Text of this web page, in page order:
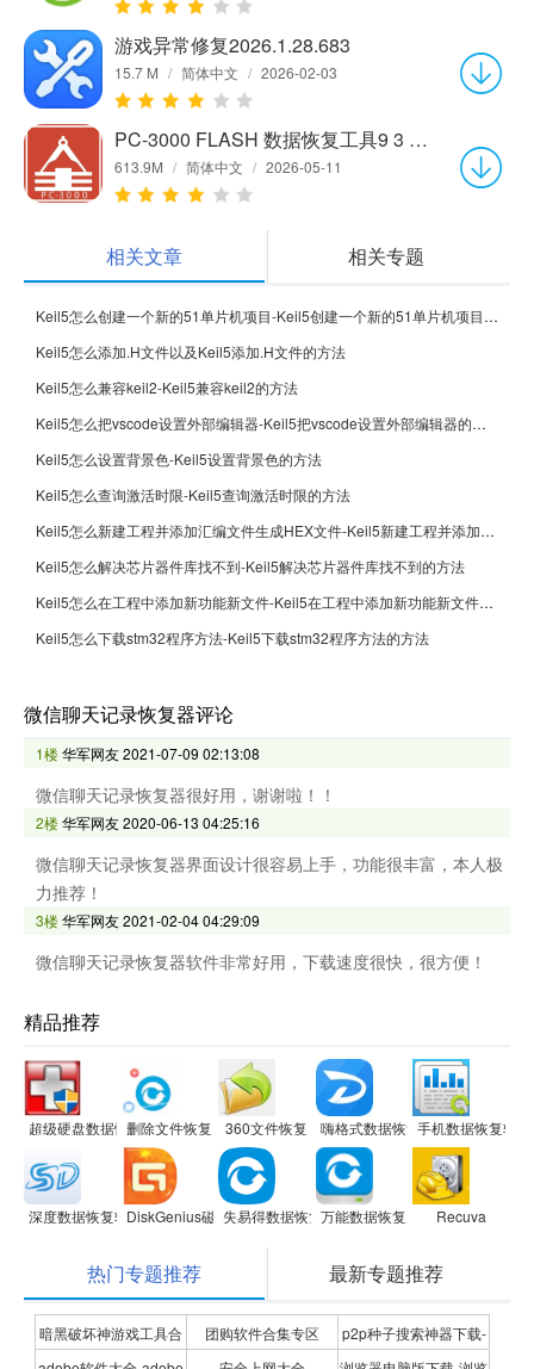
游戏异常修复2026.1.28.683
15.7 M / 简体中文 / 2026-02-03
PC-3000 FLASH 数据恢复工具9 3 15 官方中文版
613.9M / 简体中文 / 2026-05-11
相关文章 相关专题
Keil5怎么创建一个新的51单片机项目-Keil5创建一个新的51单片机项目的方法
Keil5怎么添加.H文件以及Keil5添加.H文件的方法
Keil5怎么兼容keil2-Keil5兼容keil2的方法
Keil5怎么把vscode设置外部编辑器-Keil5把vscode设置外部编辑器的方法
Keil5怎么设置背景色-Keil5设置背景色的方法
Keil5怎么查询激活时限-Keil5查询激活时限的方法
Keil5怎么新建工程并添加汇编文件生成HEX文件-Keil5新建工程并添加汇编文件生成HEX文件的方法
Keil5怎么解决芯片器件库找不到-Keil5解决芯片器件库找不到的方法
Keil5怎么在工程中添加新功能新文件-Keil5在工程中添加新功能新文件的方法
Keil5怎么下载stm32程序方法-Keil5下载stm32程序方法的方法
微信聊天记录恢复器评论
1楼华军网友2021-07-09 02:13:08
微信聊天记录恢复器很好用，谢谢啦！！
2楼华军网友2020-06-13 04:25:16
微信聊天记录恢复器界面设计很容易上手，功能很丰富，本人极
力推荐！
3楼华军网友2021-02-04 04:29:09
微信聊天记录恢复器软件非常好用，下载速度很快，很方便！
精品推荐
超级硬盘数据恢复软件删除文件恢复大师软件
360文件恢复 嗨格式数据恢复大师手机数据恢复软件
深度数据恢复软件 升级版DiskGenius磁盘管理与数据恢复软件
失易得数据恢复万能数据恢复大师 Recuva
热门专题推荐 最新专题推荐
暗黑破坏神游戏工具合
团购软件合集专区
p2p种子搜索神器下载-